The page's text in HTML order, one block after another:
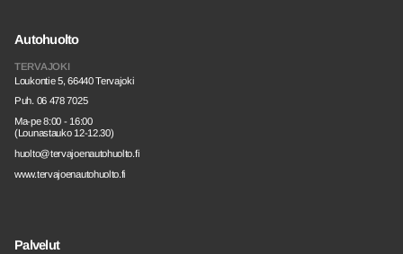
Autohuolto
TERVAJOKI
Loukontie 5, 66440 Tervajoki
Puh. 06 478 7025
Ma-pe 8:00 - 16:00
(Lounastauko 12-12.30)
huolto@tervajoenautohuolto.fi
www.tervajoenautohuolto.fi
Palvelut